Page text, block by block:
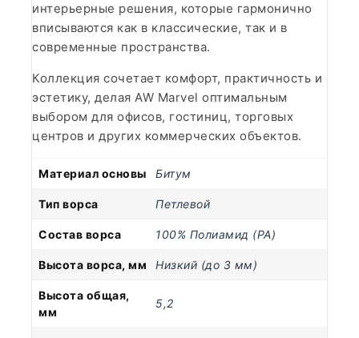
интерьерные решения, которые гармонично
вписываются как в классические, так и в
современные пространства.
Коллекция сочетает комфорт, практичность и
эстетику, делая AW Marvel оптимальным
выбором для офисов, гостиниц, торговых
центров и других коммерческих объектов.
Материал основы Битум
Тип ворса Петлевой
Состав ворса 100% Полиамид (PA)
Высота ворса, мм Низкий (до 3 мм)
Высота общая,
мм
5,2